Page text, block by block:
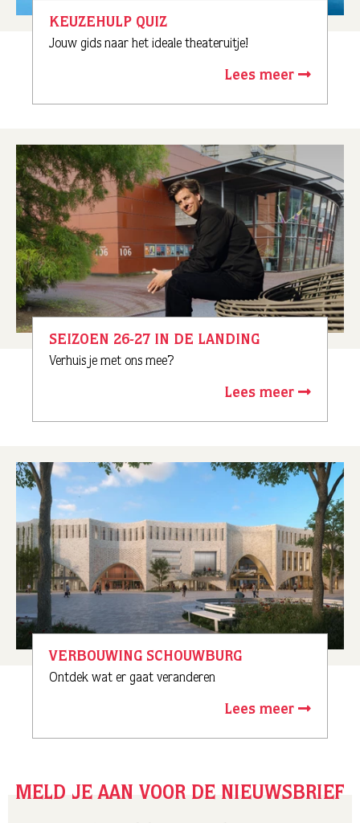
KEUZEHULP QUIZ
Jouw gids naar het ideale theateruitje!
Lees meer
SEIZOEN 26-27 IN DE LANDING
Verhuis je met ons mee?
Lees meer
VERBOUWING SCHOUWBURG
Ontdek wat er gaat veranderen
Lees meer
MELD JE AAN VOOR DE NIEUWSBRIEF